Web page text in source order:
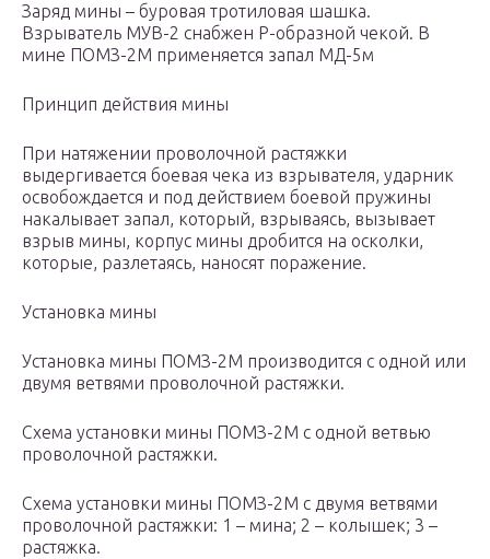
Заряд мины – буровая тротиловая шашка.
Взрыватель МУВ-2 снабжен Р-образной чекой. В
мине ПОМЗ-2М применяется запал МД-5м
Принцип действия мины
При натяжении проволочной растяжки
выдергивается боевая чека из взрывателя, ударник
освобождается и под действием боевой пружины
накалывает запал, который, взрываясь, вызывает
взрыв мины, корпус мины дробится на осколки,
которые, разлетаясь, наносят поражение.
Установка мины
Установка мины ПОМЗ-2М производится с одной или
двумя ветвями проволочной растяжки.
Схема установки мины ПОМЗ-2М с одной ветвью
проволочной растяжки.
Схема установки мины ПОМЗ-2М с двумя ветвями
проволочной растяжки: 1 – мина; 2 – колышек; 3 –
растяжка.